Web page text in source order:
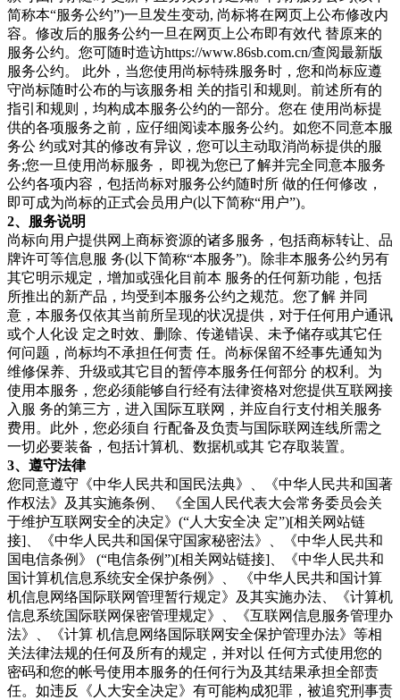
简称本“服务公约”)一旦发生变动, 尚标将在网页上公布修改内
容。修改后的服务公约一旦在网页上公布即有效代 替原来的
服务公约。您可随时造访https://www.86sb.com.cn/查阅最新版
服务公约。 此外，当您使用尚标特殊服务时，您和尚标应遵
守尚标随时公布的与该服务相 关的指引和规则。前述所有的
指引和规则，均构成本服务公约的一部分。您在 使用尚标提
供的各项服务之前，应仔细阅读本服务公约。如您不同意本服
务公 约或对其的修改有异议，您可以主动取消尚标提供的服
务;您一旦使用尚标服务， 即视为您已了解并完全同意本服务
公约各项内容，包括尚标对服务公约随时所 做的任何修改，
即可成为尚标的正式会员用户(以下简称“用户”)。
2、服务说明
尚标向用户提供网上商标资源的诸多服务，包括商标转让、品
牌许可等信息服 务(以下简称“本服务”)。除非本服务公约另有
其它明示规定，增加或强化目前本 服务的任何新功能，包括
所推出的新产品，均受到本服务公约之规范。您了解 并同
意，本服务仅依其当前所呈现的状况提供，对于任何用户通讯
或个人化设 定之时效、删除、传递错误、未予储存或其它任
何问题，尚标均不承担任何责 任。尚标保留不经事先通知为
维修保养、升级或其它目的暂停本服务任何部分 的权利。为
使用本服务，您必须能够自行经有法律资格对您提供互联网接
入服 务的第三方，进入国际互联网，并应自行支付相关服务
费用。此外，您必须自 行配备及负责与国际联网连线所需之
一切必要装备，包括计算机、数据机或其 它存取装置。
3、遵守法律
您同意遵守《中华人民共和国民法典》、《中华人民共和国著
作权法》及其实施条例、 《全国人民代表大会常务委员会关
于维护互联网安全的决定》(“人大安全决 定”)[相关网站链
接]、《中华人民共和国保守国家秘密法》、《中华人民共和
国电信条例》 (“电信条例”)[相关网站链接]、《中华人民共和
国计算机信息系统安全保护条例》、 《中华人民共和国计算
机信息网络国际联网管理暂行规定》及其实施办法、《计算机
信息系统国际联网保密管理规定》、《互联网信息服务管理办
法》、《计算 机信息网络国际联网安全保护管理办法》等相
关法律法规的任何及所有的规定，并对以 任何方式使用您的
密码和您的帐号使用本服务的任何行为及其结果承担全部责
任。如违反《人大安全决定》有可能构成犯罪，被追究刑事责